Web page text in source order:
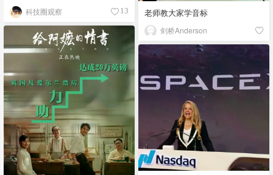
老师教大家学音标
剑桥Anderson
科技圈观察 13